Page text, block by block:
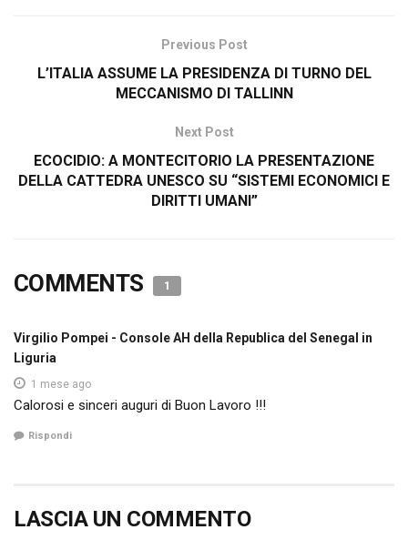
Previous Post
L’ITALIA ASSUME LA PRESIDENZA DI TURNO DEL
MECCANISMO DI TALLINN
Next Post
ECOCIDIO: A MONTECITORIO LA PRESENTAZIONE
DELLA CATTEDRA UNESCO SU “SISTEMI ECONOMICI E
DIRITTI UMANI”
COMMENTS 1
Virgilio Pompei - Console AH della Republica del Senegal in
Liguria
1 mese ago
Calorosi e sinceri auguri di Buon Lavoro !!!
Rispondi
LASCIA UN COMMENTO